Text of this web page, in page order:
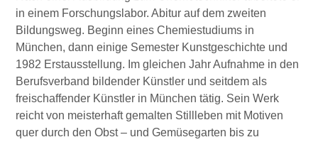
in einem Forschungslabor. Abitur auf dem zweiten
Bildungsweg. Beginn eines Chemiestudiums in
München, dann einige Semester Kunstgeschichte und
1982 Erstausstellung. Im gleichen Jahr Aufnahme in den
Berufsverband bildender Künstler und seitdem als
freischaffender Künstler in München tätig. Sein Werk
reicht von meisterhaft gemalten Stillleben mit Motiven
quer durch den Obst – und Gemüsegarten bis zu